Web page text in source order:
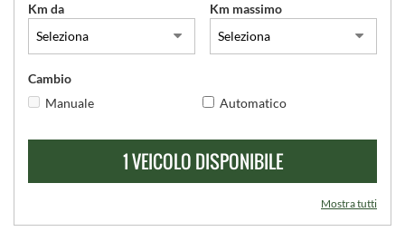
Km da Km massimo
Cambio
Manuale
Automatico
1 VEICOLO DISPONIBILE
Mostra tutti